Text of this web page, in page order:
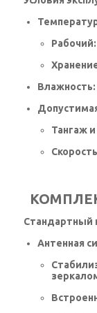
Рабочий:
Влажность:
Тангаж
Стандартный
Антенная